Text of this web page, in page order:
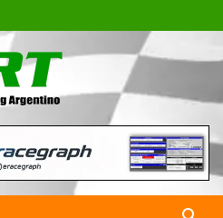
La Revista
Karting en